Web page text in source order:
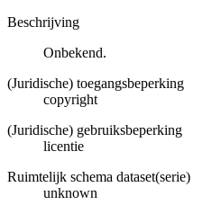
Beschrijving
Onbekend.
(Juridische) toegangsbeperking
copyright
(Juridische) gebruiksbeperking
licentie
Ruimtelijk schema dataset(serie)
unknown